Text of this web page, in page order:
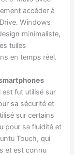
accéder à
Windows
minimaliste,
tuiles
en temps réel.
est fut utilisé sur
sa sécurité et
sur certains
pour sa fluidité et
Touch, qui
et est connu